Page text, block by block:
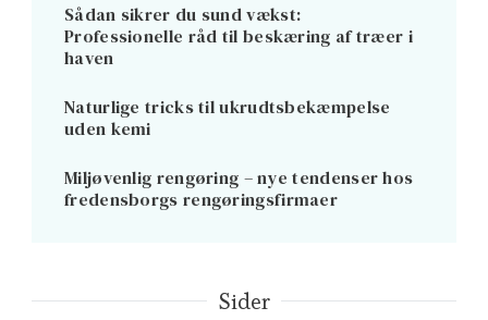
Sådan sikrer du sund vækst:
Professionelle råd til beskæring af træer i
haven
Naturlige tricks til ukrudtsbekæmpelse
uden kemi
Miljøvenlig rengøring – nye tendenser hos
fredensborgs rengøringsfirmaer
Sider